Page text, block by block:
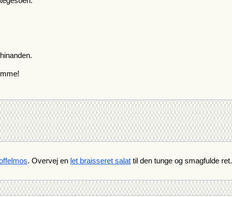
. Overvej en let braisseret salat til den tunge og smagfulde ret.